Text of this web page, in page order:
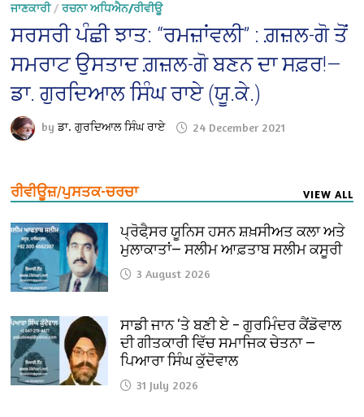
ਜਾਣਕਾਰੀ/ਰਚਨਾ ਅਧਿਐਨ/ਰੀਵੀਊ
ਸਰਸਰੀ ਪੰਛੀ ਝਾਤ: “ਰਮਜ਼ਾਂਵਲੀ” : ਗ਼ਜ਼ਲ-ਗੋ ਤੋਂ
ਸਮਰਾਟ ਉਸਤਾਦ ਗ਼ਜ਼ਲ-ਗੋ ਬਣਨ ਦਾ ਸਫ਼ਰ!—
ਡਾ. ਗੁਰਦਿਆਲ ਸਿੰਘ ਰਾਏ (ਯੂ.ਕੇ.)
byਡਾ. ਗੁਰਦਿਆਲ ਸਿੰਘ ਰਾਏ 24 December 2021
ਰੀਵੀਊਜ਼/ਪੁਸਤਕ-ਚਰਚਾ VIEW ALL
ਪ੍ਰੋਫੈ਼ਸਰ ਯੂਨਿਸ ਹਸਨ ਸ਼ਖ਼ਸੀਅਤ ਕਲਾ ਅਤੇ
ਮੁਲਾਕਾਤਾਂ— ਸਲੀਮ ਆਫ਼ਤਾਬ ਸਲੀਮ ਕਸੂਰੀ
3 August 2026
ਸਾਡੀ ਜਾਨ ‘ਤੇ ਬਣੀ ਏ – ਗੁਰਮਿੰਦਰ ਕੈਂਡੋਵਾਲ
ਦੀ ਗੀਤਕਾਰੀ ਵਿੱਚ ਸਮਾਜਿਕ ਚੇਤਨਾ —
ਪਿਆਰਾ ਸਿੰਘ ਕੁੱਦੋਵਾਲ
31 July 2026